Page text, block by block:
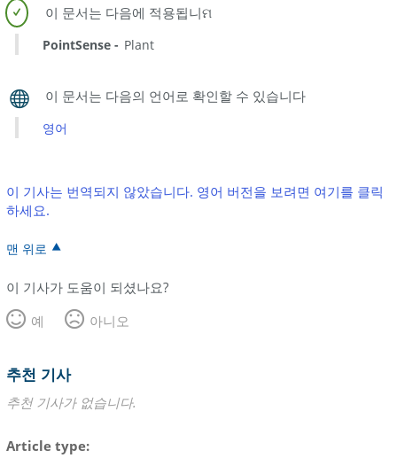
저
장
목
없
음
PointSense Plant
영어
이 기사는 번역되지 않았습니다. 영어 버전을 보려면 여기를 클릭
하세요.
맨 위로
이 기사가 도움이 되셨나요?
예
아니오
추천 기사
추천 기사가 없습니다.
Article type